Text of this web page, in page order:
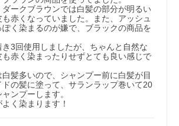
いないかよく注意してください。頭皮に合わ
のような場合にはご使用をおやめくださ
続けますと、症状を悪化させることがあり
医等にご相談されることをおすすめしま
はれ、かゆみ、刺激、色抜け（白斑等）や
れを除く）等の異常があらわれた場合。②
光が当たって上記のような異常があらわれ
ークブラウンでは白髪の部分が明るい
赤くなっていました。また、アッシュ
く染まるのが嫌で、ブラックの商品を
3回使用しましたが、ちゃんと自然な
赤く染まったりせずとても良い感じで
髪多いので、シャンプー前に白髪が目
の髪に塗って、サランラップ巻いて20
ンプーします。
く染まります！